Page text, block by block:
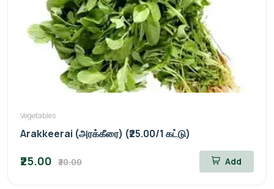
Vegetables
Arakkeerai (அரக்கீரை) (₹25.00/1 கட்டு)
₹25.00 ₹30.00 Add